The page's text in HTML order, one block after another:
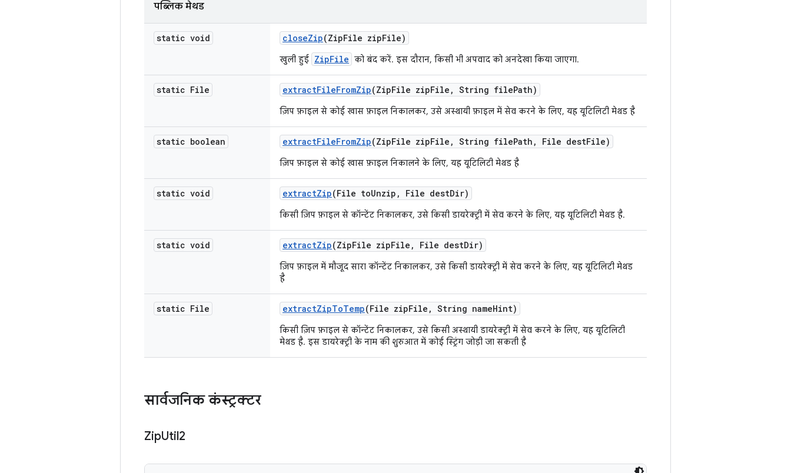
पब्लिक मेथड
static void closeZip(ZipFile zipFile)
खुली हुई ZipFile को बंद करें. इस दौरान, किसी भी अपवाद को अनदेखा किया जाएगा.
static File extractFileFromZip(ZipFile zipFile , String filePath)
ज़िप फ़ाइल से कोई खास फ़ाइल निकालकर, उसे अस्थायी फ़ाइल में सेव करने के लिए, यह यूटिलिटी मेथड है
static boolean extractFileFromZip(ZipFile zipFile , String filePath , File destFile)
ज़िप फ़ाइल से कोई खास फ़ाइल निकालने के लिए, यह यूटिलिटी मेथड है
static void extractZip(File toUnzip , File destDir)
किसी ज़िप फ़ाइल से कॉन्टेंट निकालकर, उसे किसी डायरेक्ट्री में सेव करने के लिए, यह यूटिलिटी मेथड है.
static void extractZip(ZipFile zipFile , File destDir)
ज़िप फ़ाइल में मौजूद सारा कॉन्टेंट निकालकर, उसे किसी डायरेक्ट्री में सेव करने के लिए, यह यूटिलिटी मेथड
है
static File extractZipToTemp(File zipFile , String nameHint)
किसी ज़िप फ़ाइल से कॉन्टेंट निकालकर, उसे किसी अस्थायी डायरेक्ट्री में सेव करने के लिए, यह यूटिलिटी
मेथड है. इस डायरेक्ट्री के नाम की शुरुआत में कोई स्ट्रिंग जोड़ी जा सकती है
सार्वजनिक कंस्ट्रक्टर
ZipUtil2